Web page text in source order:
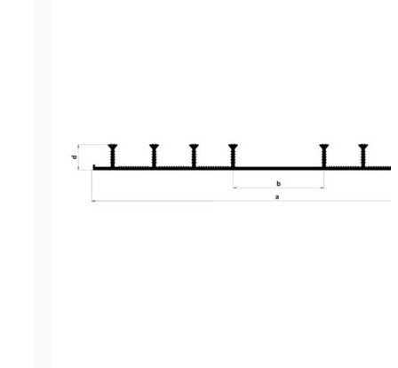
конструкциях промышленного
гражданского назначения.
строительный материал